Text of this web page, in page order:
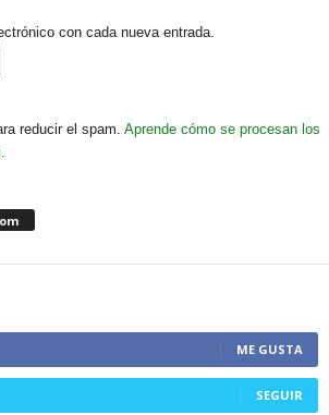
con cada nueva entrada.
reducir el spam. Aprende cómo se procesan los
ME GUSTA
SEGUIR